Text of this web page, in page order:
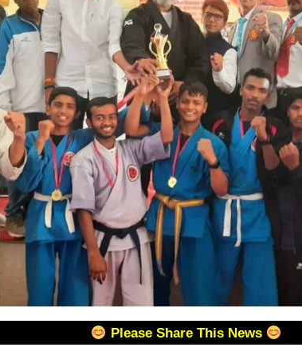
Please Share This News